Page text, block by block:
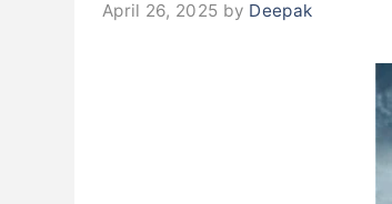
April 26, 2025 by Deepak